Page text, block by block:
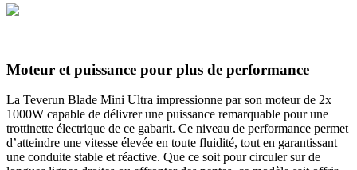
Moteur et puissance pour plus de performance
La Teverun Blade Mini Ultra impressionne par son moteur de 2x
1000W capable de délivrer une puissance remarquable pour une
trottinette électrique de ce gabarit. Ce niveau de performance permet
d’atteindre une vitesse élevée en toute fluidité, tout en garantissant
une conduite stable et réactive. Que ce soit pour circuler sur de